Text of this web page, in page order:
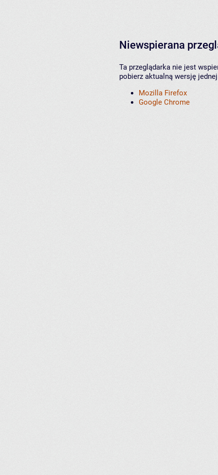
Niewspierana
Ta przeglądarka nie jest
pobierz aktualną wersję
Mozilla Firefox
Google Chrome